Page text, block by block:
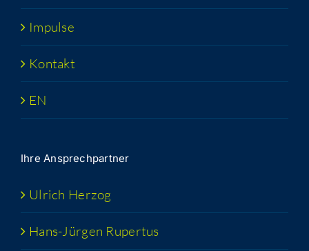
Impul­se
Kon­takt
EN
Ihre Ansprech­part­ner
Ulrich Her­zog
Hans-Jür­­gen Rupertus